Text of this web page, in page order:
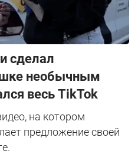
сделал
необычным
весь TikTok
на котором
предложение своей